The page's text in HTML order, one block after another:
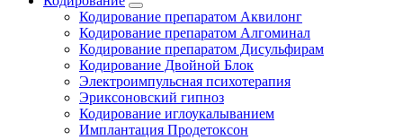
Кодирование препаратом Аквилонг
Кодирование препаратом Алгоминал
Кодирование препаратом Дисульфирам
Кодирование Двойной Блок
Электроимпульсная психотерапия
Эриксоновский гипноз
Кодирование иглоукалыванием
Имплантация Продетоксон